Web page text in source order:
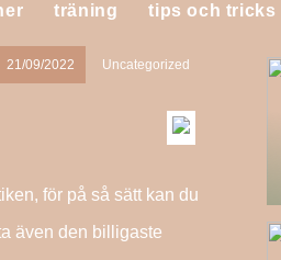
träning tips och tricks
21/09/2022 Uncategorized
för på så sätt kan du
även den billigaste